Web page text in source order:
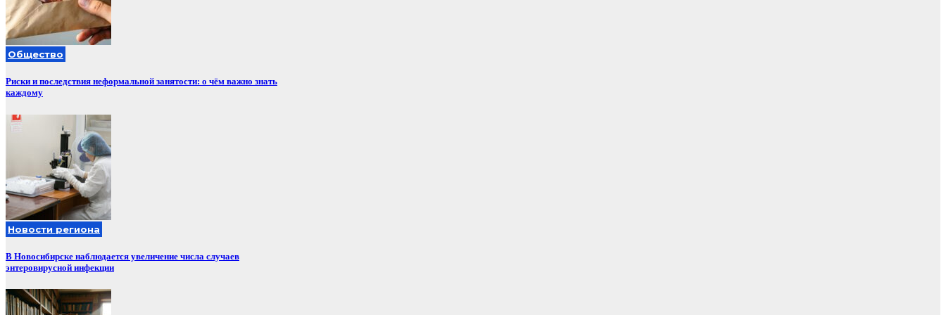
Общество
Риски и последствия неформальной занятости: о чём важно знать
каждому
Новости региона
В Новосибирске наблюдается увеличение числа случаев
энтеровирусной инфекции